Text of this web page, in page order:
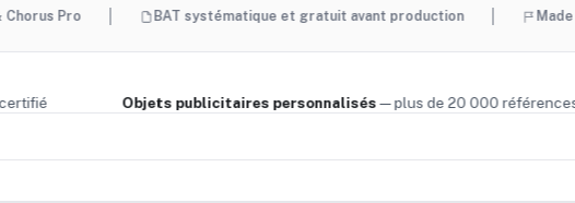
BAT systématique et gratuit avant production Made in
certifié Objets publicitaires personnalisés— plus de 20 000